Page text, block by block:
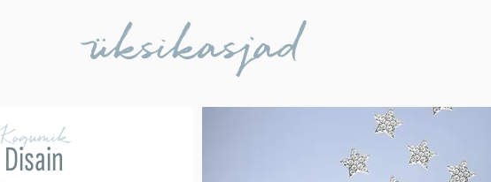
üksikasjad
Kogumik
Disain